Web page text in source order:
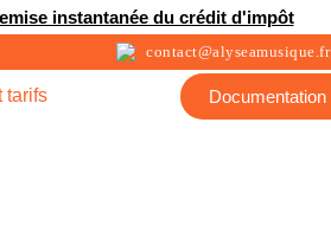
instantanée du crédit d'impôt
contact@alyseamusique.fr
tarifs Documentation